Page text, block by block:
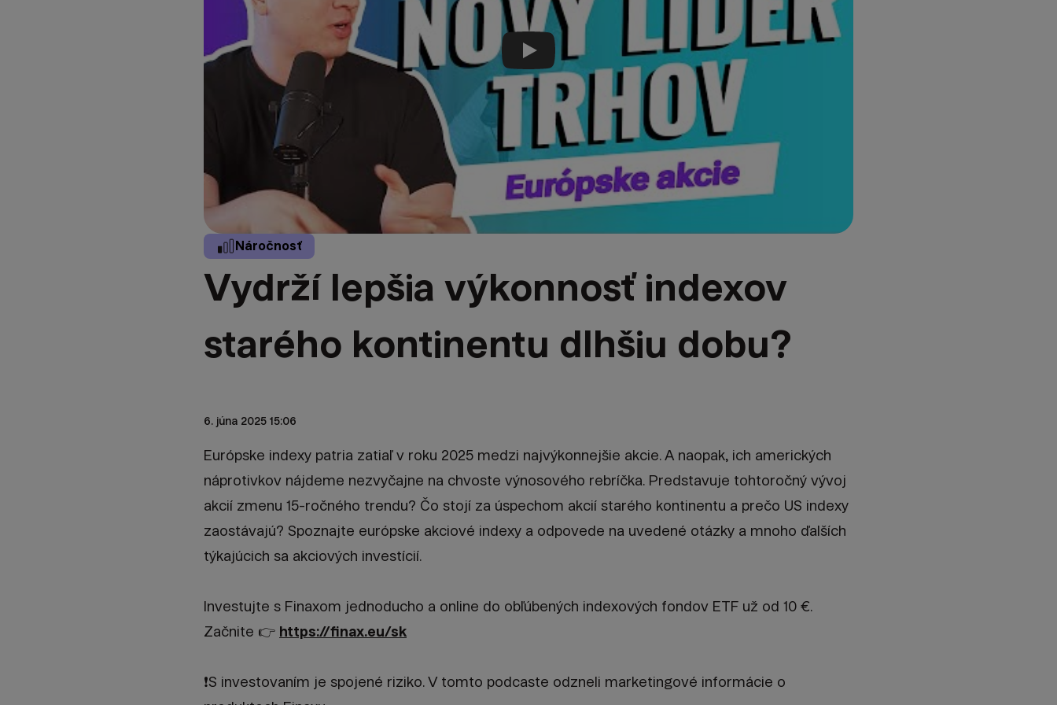
Prehrať video
Náročnosť
Vydrží lepšia výkonnosť indexov
starého kontinentu dlhšiu dobu?
6. júna 2025 15:06
Európske indexy patria zatiaľ v roku 2025 medzi najvýkonnejšie akcie. A naopak, ich amerických
náprotivkov nájdeme nezvyčajne na chvoste výnosového rebríčka. Predstavuje tohtoročný vývoj
akcií zmenu 15-ročného trendu? Čo stojí za úspechom akcií starého kontinentu a prečo US indexy
zaostávajú? Spoznajte európske akciové indexy a odpovede na uvedené otázky a mnoho ďalších
týkajúcich sa akciových investícií.
Investujte s Finaxom jednoducho a online do obľúbených indexových fondov ETF už od 10 €.
Začnite 👉 https://finax.eu/sk
❗S investovaním je spojené riziko. V tomto podcaste odzneli marketingové informácie o